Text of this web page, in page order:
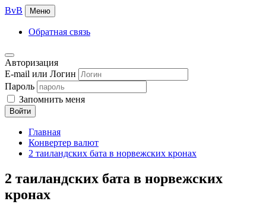
BvB Меню
Обратная связь
Авторизация
E-mail или Логин
Пароль
Запомнить меня
Войти
Главная
Конвертер валют
2 таиландских бата в норвежских кронах
2 таиландских бата в норвежских
кронах